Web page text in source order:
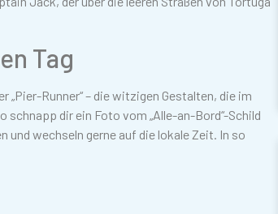
Tag
„Pier-Runner“ – die witzigen Gestalten, die im
dir ein Foto vom „Alle-an-Bord“-Schild
und wechseln gerne auf die lokale Zeit. In so